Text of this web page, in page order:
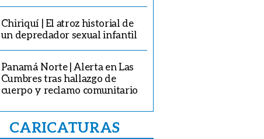
Chiriquí | El atroz historial de
un depredador sexual infantil
Panamá Norte | Alerta en Las
Cumbres tras hallazgo de
cuerpo y reclamo comunitario
CARICATURAS